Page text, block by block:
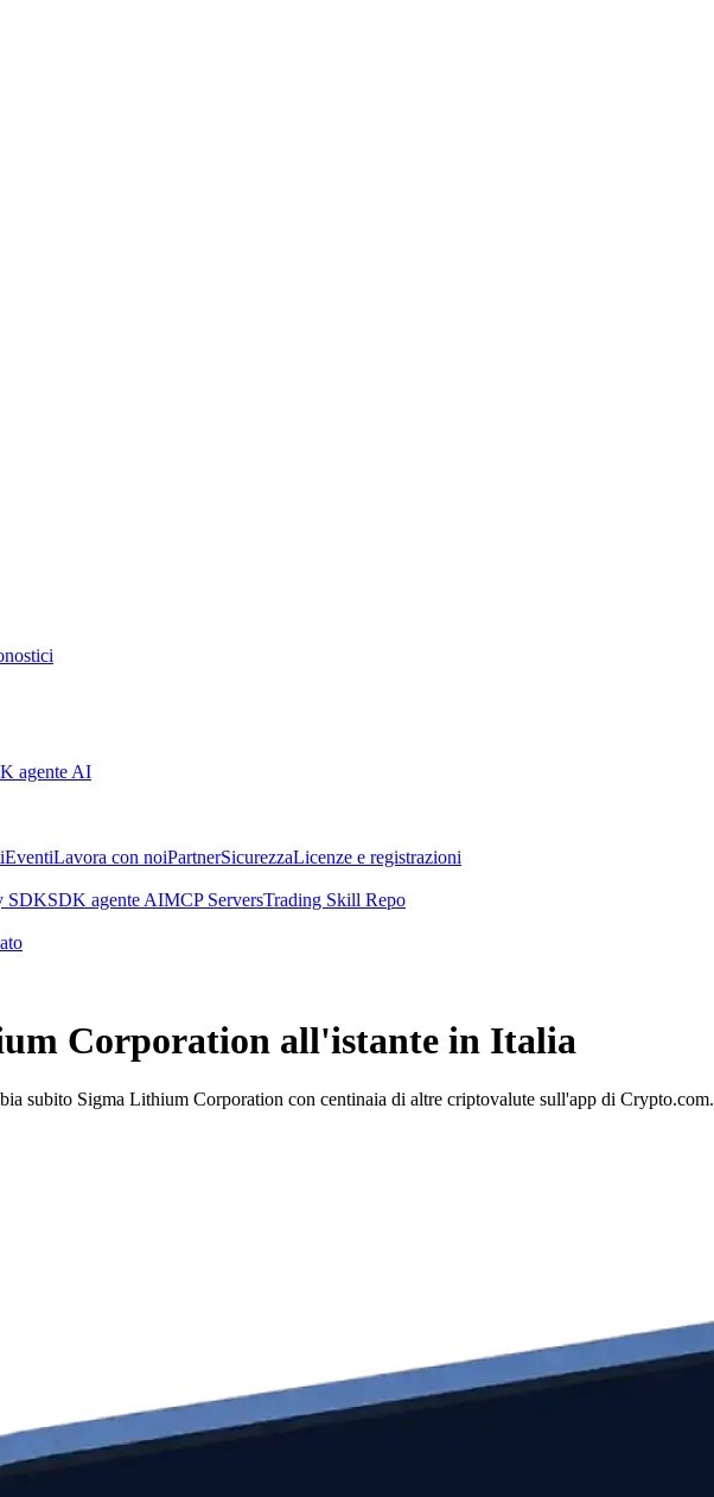
agente AI
EventiLavora con noiPartnerSicurezzaLicenze e registrazioni
SDKSDK agente AIMCP ServersTrading Skill Repo
Corporation all'istante in Italia
subito Sigma Lithium Corporation con centinaia di altre criptovalute sull'app di Crypto.com.